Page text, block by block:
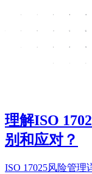
理解ISO
别和应对？
ISO 17025风险管